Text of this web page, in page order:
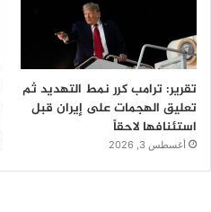
تقرير: ترامب كرر نمط التهديد ثم
تعليق الهجمات على إيران قبل
استئنافها لاحقاً
أغسطس 3, 2026